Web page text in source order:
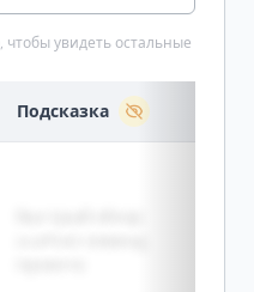
увидеть остальные
Подсказка